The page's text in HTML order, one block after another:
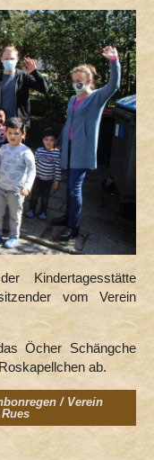
Kindertagesstätte
vom Verein
Öcher Schängche
ab.
/ Verein